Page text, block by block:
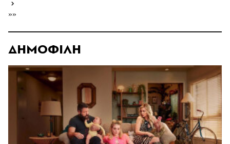
»»
ΔΗΜΟΦΙΛΗ